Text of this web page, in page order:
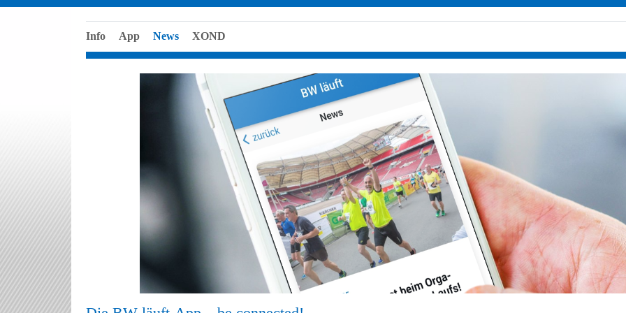
Info App News XOND